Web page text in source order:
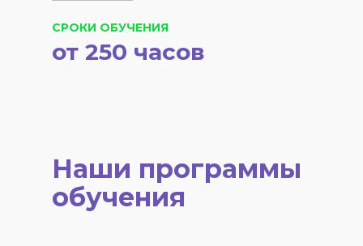
СРОКИ ОБУЧЕНИЯ
от 250 часов
Наши программы
обучения